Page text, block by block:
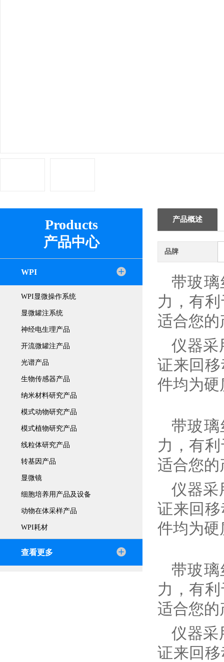
Products
产品中心
WPI
WPI显微操作系统
显微罐注系统
神经电生理产品
开流微罐注产品
光谱产品
生物传感器产品
纳米材料研究产品
模式动物研究产品
模式植物研究产品
线粒体研究产品
转基因产品
显微镜
细胞培养用产品及设备
动物在体采样产品
WPI耗材
查看更多
产品概述
品牌
带玻
力，有
适合您的
仪器采
证来回
件均为
带玻璃
力，有
适合您的
仪器采
证来回
件均为
带玻璃
力，有
适合您的
仪器采
证来回